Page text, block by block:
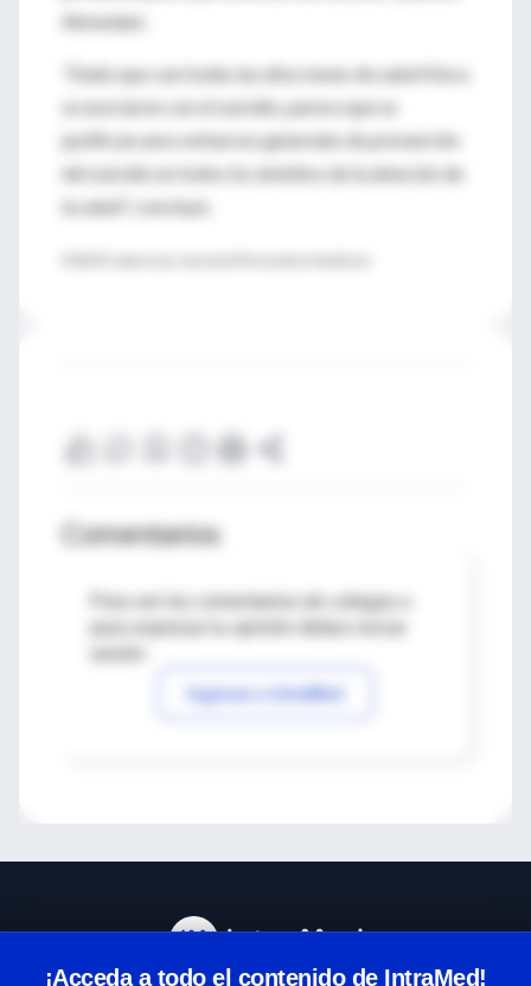
Ahmedani.
"Dado que casi todas las afecciones de salud física
se asociaron con el suicidio, parece que se
justifican unos esfuerzos generales de prevención
del suicidio en todos los ámbitos de la atención de
la salud", concluyó.
Comentarios
Para ver los comentarios de colegas o
Ingresar a IntraMed
¡Acceda a todo el contenido de IntraMed!